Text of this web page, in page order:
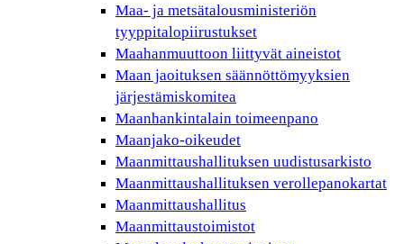
Maa- ja metsätalousministeriön
tyyppitalopiirustukset
Maahanmuuttoon liittyvät aineistot
Maan jaoituksen säännöttömyyksien
järjestämiskomitea
Maanhankintalain toimeenpano
Maanjako-oikeudet
Maanmittaushallituksen uudistusarkisto
Maanmittaushallituksen verollepanokartat
Maanmittaushallitus
Maanmittaustoimistot